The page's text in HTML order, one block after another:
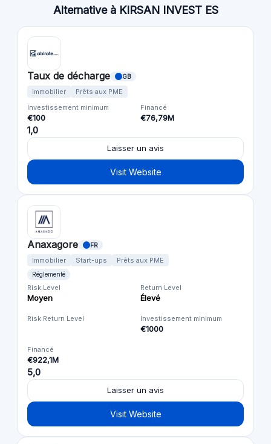
Alternative à KIRSAN INVEST ES
Taux de décharge GB
Immobilier
Prêts aux PME
Investissement minimum
€100
Financé
€76,79M
1,0
Laisser un avis
Visit Website
Anaxagore FR
Immobilier Start-ups Prêts aux PME
Réglementé
Risk Level
Moyen
Return Level
Élevé
Risk Return Level Investissement minimum
€1000
Financé
€922,1M
5,0
Laisser un avis
Visit Website